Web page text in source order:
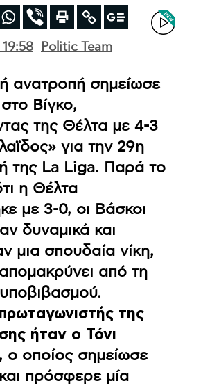
Politic Team
ανατροπή σημείωσε
Βίγκο,
της Θέλτα με 4-3
για την 29η
της La Liga. Παρά το
η Θέλτα
με 3-0, οι Βάσκοι
δυναμικά και
μια σπουδαία νίκη,
από τη
της
ήταν ο Τόνι
, ο οποίος σημείωσε
πρόσφερε μία